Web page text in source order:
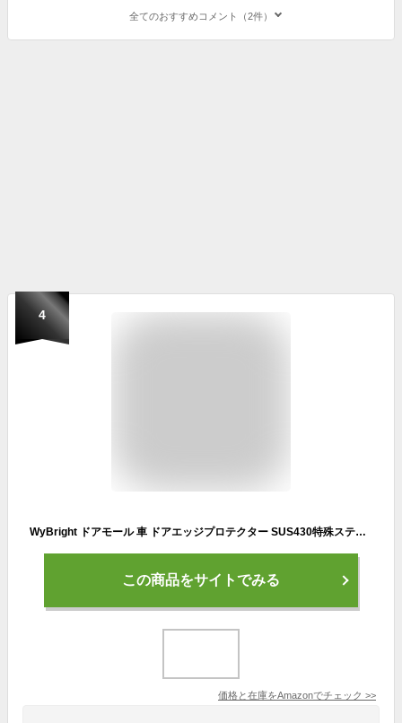
全てのおすすめコメント（2件）
4
WyBright ドアモール 車 ドアエッジプロテクター SUS430特殊ステンレス 取り付け用工具付き ドアエッジモール U字型ドアモール ハンマー付き 車 ドア 傷防止 ドアガード 閉める 音 改善 フェンダーモール 接着剤なし 衝撃保護 すべての車種に適用(ブラック・5M)
この商品をサイトでみる
価格と在庫をAmazonでチェック >>